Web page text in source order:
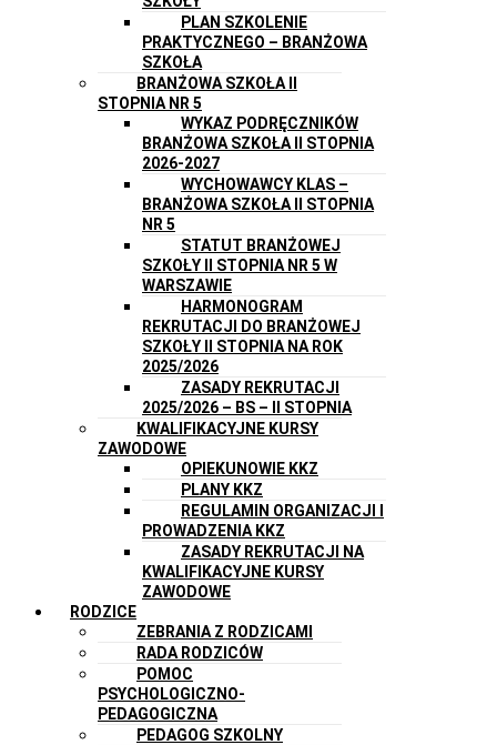
PLAN SZKOLENIE
PRAKTYCZNEGO – BRANŻOWA
SZKOŁA
BRANŻOWA SZKOŁA II
STOPNIA NR 5
WYKAZ PODRĘCZNIKÓW
BRANŻOWA SZKOŁA II STOPNIA
2026-2027
WYCHOWAWCY KLAS –
BRANŻOWA SZKOŁA II STOPNIA
NR 5
STATUT BRANŻOWEJ
SZKOŁY II STOPNIA NR 5 W
WARSZAWIE
HARMONOGRAM
REKRUTACJI DO BRANŻOWEJ
SZKOŁY II STOPNIA NA ROK
2025/2026
ZASADY REKRUTACJI
2025/2026 – BS – II STOPNIA
KWALIFIKACYJNE KURSY
ZAWODOWE
OPIEKUNOWIE KKZ
PLANY KKZ
REGULAMIN ORGANIZACJI I
PROWADZENIA KKZ
ZASADY REKRUTACJI NA
KWALIFIKACYJNE KURSY
ZAWODOWE
RODZICE
ZEBRANIA Z RODZICAMI
RADA RODZICÓW
POMOC
PSYCHOLOGICZNO-
PEDAGOGICZNA
PEDAGOG SZKOLNY